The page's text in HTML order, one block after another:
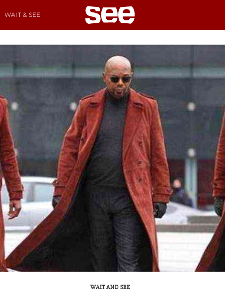
WAIT & SEE
WAIT AND SEE